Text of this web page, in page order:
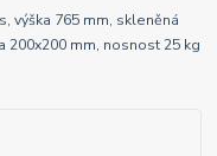
výška 765 mm, skleněná
200x200 mm, nosnost 25 kg